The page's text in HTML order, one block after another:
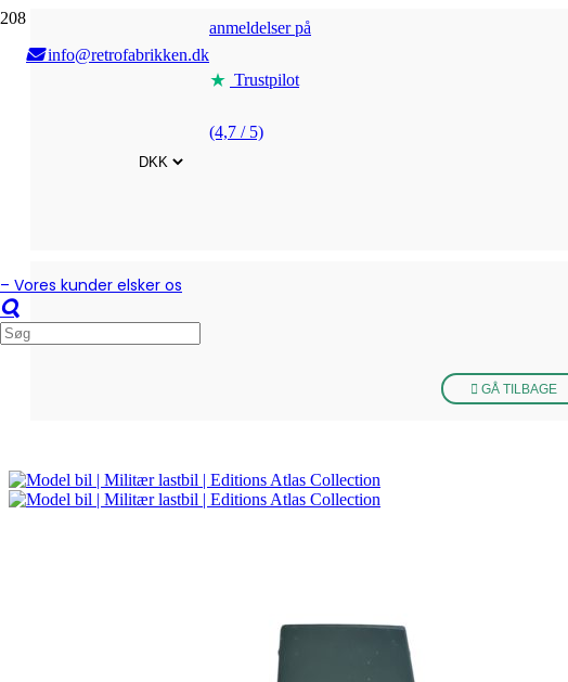
info@retrofabrikken.dk
anmeldelser på
Trustpilot
(4,7 / 5)
– Vores kunder elsker os
GÅ TILBAGE